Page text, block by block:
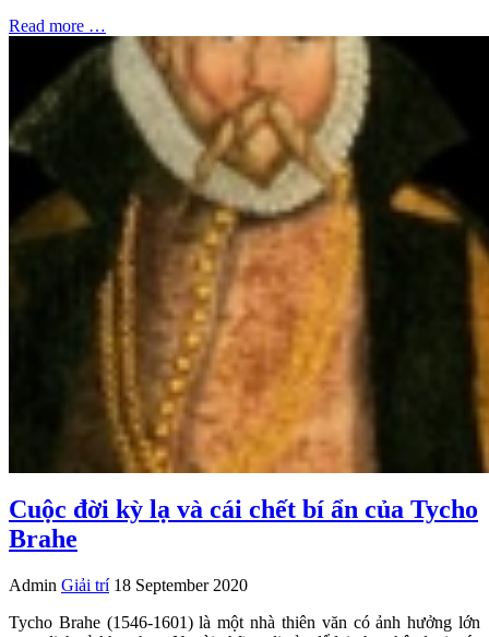
Read more …
Cuộc đời kỳ lạ và cái chết bí ẩn của Tycho
Brahe
Admin Giải trí 18 September 2020
Tycho Brahe (1546-1601) là một nhà thiên văn có ảnh hưởng lớn